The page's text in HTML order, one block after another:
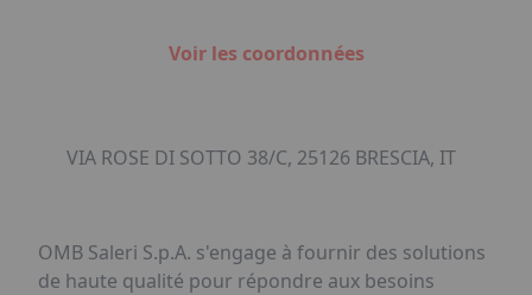
Voir les coordonnées
VIA ROSE DI SOTTO 38/C, 25126 BRESCIA, IT
OMB Saleri S.p.A. s'engage à fournir des solutions
de haute qualité pour répondre aux besoins